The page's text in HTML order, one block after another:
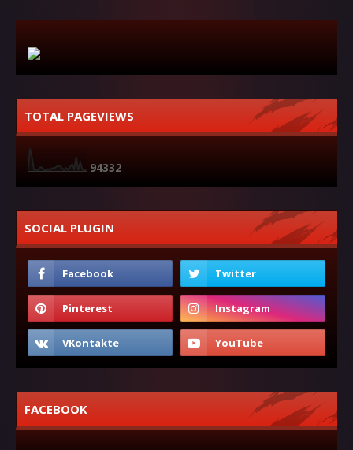
TOTAL PAGEVIEWS
94332
SOCIAL PLUGIN
FACEBOOK